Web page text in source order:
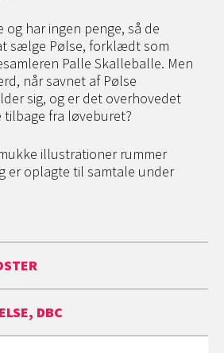
og har ingen penge, så de
sælge Pølse, forklædt som
Palle Skalleballe. Men
når savnet af Pølse
sig, og er det overhovedet
tilbage fra løveburet?
illustrationer rummer
er oplagte til samtale under
DBC